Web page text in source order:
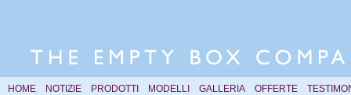
HOME NOTIZIE PRODOTTI MODELLI GALLERIA OFFERTE